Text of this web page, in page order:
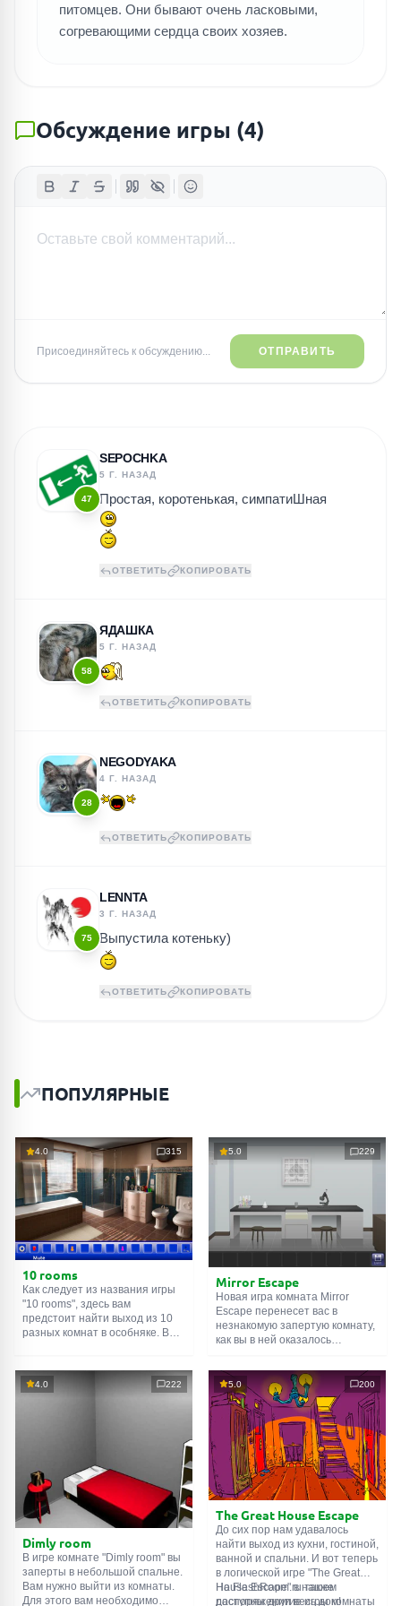
питомцев. Они бывают очень ласковыми,
согревающими сердца своих хозяев.
Обсуждение игры (4)
Присоединяйтесь к обсуждению... ОТПРАВИТЬ
47
SEPOCHKA
5 Г. НАЗАД
Простая, коротенькая, симпатиШная
ОТВЕТИТЬ КОПИРОВАТЬ
58
ЯДАШКА
5 Г. НАЗАД
ОТВЕТИТЬ КОПИРОВАТЬ
28
NEGODYAKA
4 Г. НАЗАД
ОТВЕТИТЬ КОПИРОВАТЬ
75
LENNTA
3 Г. НАЗАД
Выпустила котеньку)
ОТВЕТИТЬ КОПИРОВАТЬ
ПОПУЛЯРНЫЕ
4.0 315
10 rooms
Как следует из названия игры
"10 rooms", здесь вам
предстоит найти выход из 10
разных комнат в особняке. В
их, чтобы выйти. Выход из
одной комнаты является
5.0 229
Mirror Escape
Новая игра комната Mirror
Escape перенесет вас в
незнакомую запертую комнату,
как вы в ней оказалось
смекалки попробуйте решить
все, приготовленные авторами
для вас, головоломки и найти
выход на свободу.
Внимательно осмотрите
помещение, возможно вы
сможете найти какие-нибудь
подсказки. Желаем удачи!
4.0 222
Dimly room
В игре комнате "Dimly room" вы
заперты в небольшой спальне.
Вам нужно выйти из комнаты.
Для этого вам необходимо
5.0 200
The Great House Escape
До сих пор нам удавалось
найти выход из кухни, гостиной,
ванной и спальни. И вот теперь
в логической игре "The Great
House Escape" в нашем
распоряжении весь дом!
На FlashRoom.ru также
доступны другие игры комнаты